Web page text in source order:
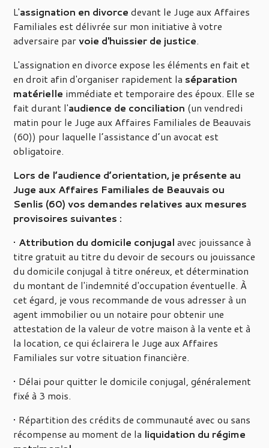
L'assignation en divorcedevant le Juge aux Affaires
Familiales est délivrée sur mon initiative à votre
adversaire parvoie d'huissier de justice.
L'assignation en divorce expose les éléments en fait et
en droit afin d'organiser rapidement la séparation
matérielle immédiate et temporaire des époux. Elle se
fait durant l'audience de conciliation (un vendredi
matin pour le Juge aux Affaires Familiales de Beauvais
(60)) pour laquelle l’assistance d’un avocat est
obligatoire.
Lors de l’audience d’orientation, je présente au
Juge aux Affaires Familiales de Beauvais ou
Senlis (60) vos demandes relatives aux mesures
provisoires suivantes :
• Attribution du domicile conjugal avec jouissance à
titre gratuit au titre du devoir de secours ou jouissance
du domicile conjugal à titre onéreux, et détermination
du montant de l'indemnité d'occupation éventuelle. À
cet égard, je vous recommande de vous adresser à un
agent immobilier ou un notaire pour obtenir une
attestation de la valeur de votre maison à la vente et à
la location, ce qui éclairera le Juge aux Affaires
Familiales sur votre situation financière.
• Délai pour quitter le domicile conjugal, généralement
fixé à 3 mois.
• Répartition des crédits de communauté avec ou sans
récompense au moment de la liquidation du régime